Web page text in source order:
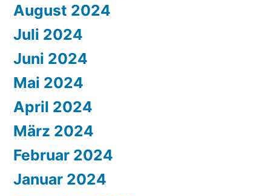
August 2024
Juli 2024
Juni 2024
Mai 2024
April 2024
März 2024
Februar 2024
Januar 2024